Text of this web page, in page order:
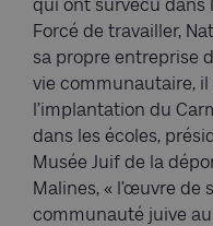
qui ont survécu dans
Forcé de travailler,
sa propre entreprise
vie communautaire,
l’implantation du
dans les écoles,
Musée Juif de la
Malines, « l’œuvre de
communauté juive